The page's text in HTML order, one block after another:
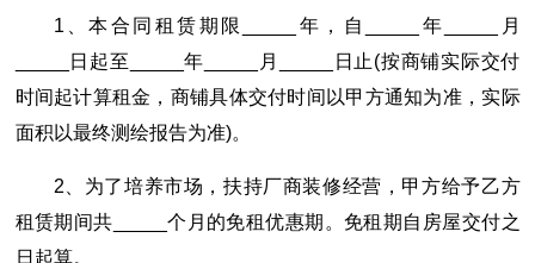
1、本合同租赁期限_____年，自_____年_____月
_____日起至_____年_____月_____日止(按商铺实际交付
时间起计算租金，商铺具体交付时间以甲方通知为准，实际
面积以最终测绘报告为准)。
2、为了培养市场，扶持厂商装修经营，甲方给予乙方
租赁期间共_____个月的免租优惠期。免租期自房屋交付之
日起算。